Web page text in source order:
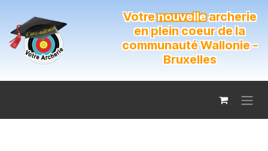
Votrenouvellearcherie
en plein coeur de la
communauté Wallonie -
Bruxelles